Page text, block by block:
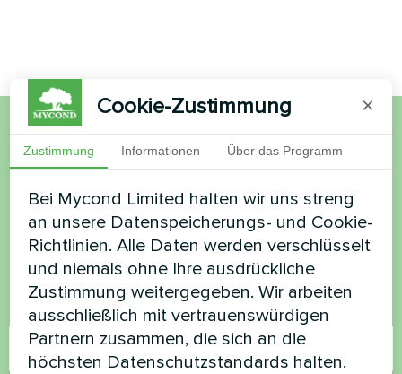
Möchten Sie kaufen oder
haben Sie Fragen?
Kontaktieren Sie uns und wir werden Ihnen
helfen
Name
Cookie-Zustimmung ×
Zustimmung Informationen Über das Programm
Bei Mycond Limited halten wir uns streng
an unsere Datenspeicherungs- und Cookie-
Richtlinien. Alle Daten werden verschlüsselt
und niemals ohne Ihre ausdrückliche
Zustimmung weitergegeben. Wir arbeiten
ausschließlich mit vertrauenswürdigen
Partnern zusammen, die sich an die
höchsten Datenschutzstandards halten.